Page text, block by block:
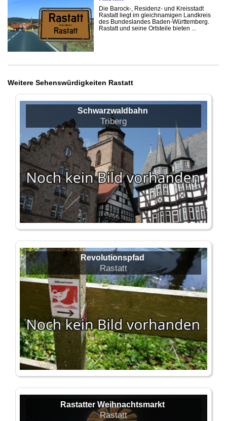
Die Barock-, Residenz- und Kreisstadt
Rastatt liegt im gleichnamigen Landkreis
des Bundeslandes Baden-Württemberg.
Rastatt und seine Ortsteile bieten ...
Weitere Sehenswürdigkeiten Rastatt
Schwarzwaldbahn
Triberg
Revolutionspfad
Rastatt
Rastatter Weihnachtsmarkt
Rastatt